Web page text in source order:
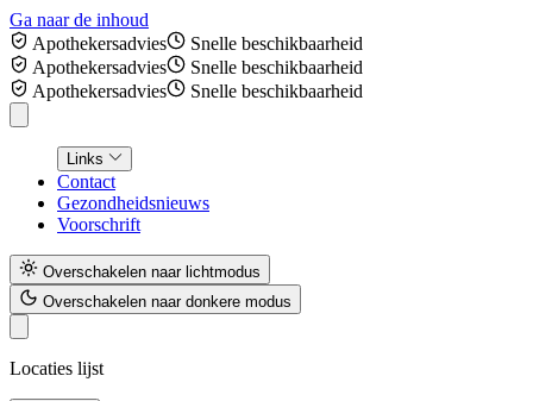
Ga naar de inhoud
Apothekersadvies
Snelle beschikbaarheid
Apothekersadvies
Snelle beschikbaarheid
Apothekersadvies
Snelle beschikbaarheid
Links
Contact
Gezondheidsnieuws
Voorschrift
Overschakelen naar lichtmodus
Overschakelen naar donkere modus
Locaties lijst